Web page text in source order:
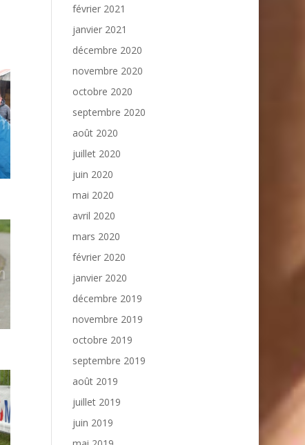
février 2021
janvier 2021
décembre 2020
novembre 2020
octobre 2020
septembre 2020
août 2020
juillet 2020
juin 2020
mai 2020
avril 2020
mars 2020
février 2020
janvier 2020
décembre 2019
novembre 2019
octobre 2019
septembre 2019
août 2019
juillet 2019
juin 2019